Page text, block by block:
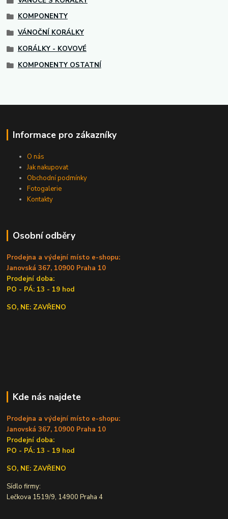
KOMPONENTY
VÁNOČNÍ KORÁLKY
KORÁLKY - KOVOVÉ
KOMPONENTY OSTATNÍ
Informace pro zákazníky
O nás
Jak nakupovat
Obchodní podmínky
Fotogalerie
Kontakty
Osobní odběry
Prodejna a výdejní místo e-shopu:
Janovská 367, 10900 Praha 10
Prodejní doba:
PO - PÁ: 13 - 19 hod
SO, NE: ZAVŘENO
Kde nás najdete
Prodejna a výdejní místo e-shopu:
Janovská 367, 10900 Praha 10
Prodejní doba:
PO - PÁ: 13 - 19 hod
SO, NE: ZAVŘENO
Sídlo firmy:
Lečkova 1519/9, 14900 Praha 4